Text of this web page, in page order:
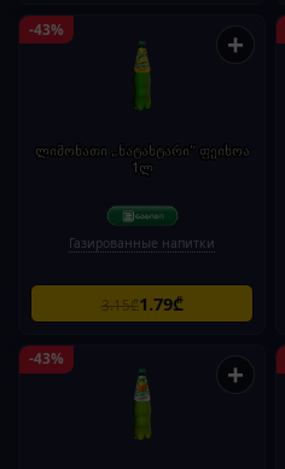
-43% +
ლიმონათი „ნატახტარი“ ფეიხოა
1ლ
Газированные напитки
3.15₾1.79₾
-43% +